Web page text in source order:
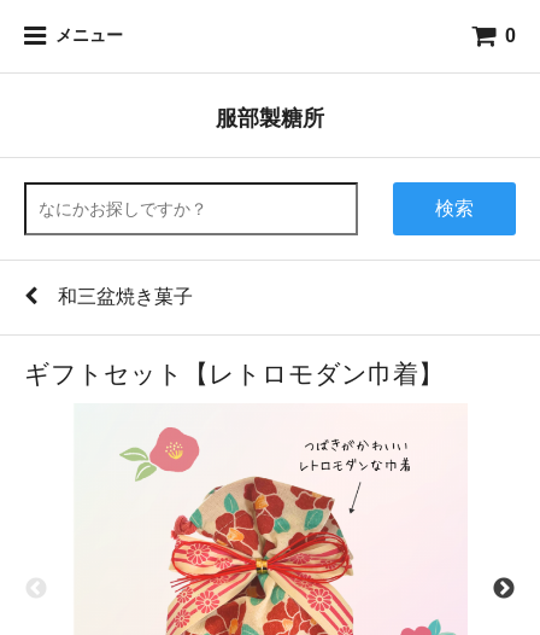
メニュー 0
服部製糖所
検索
和三盆焼き菓子
ギフトセット【レトロモダン巾着】